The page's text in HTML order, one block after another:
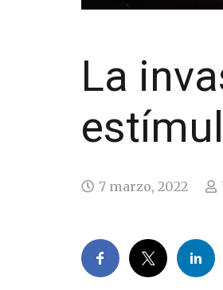
La
7 marzo, 2022